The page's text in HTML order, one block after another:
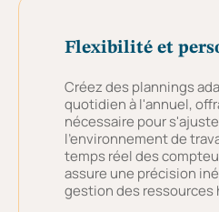
Flexibilité et
Créez des plannings
quotidien à l'annuel,
nécessaire pour
l'environnement de
temps réel des
assure une précision
gestion des ressources